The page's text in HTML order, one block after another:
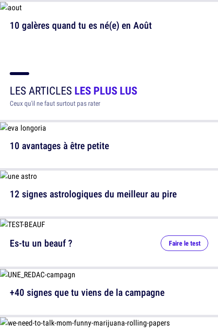
10 galères quand tu es né(e) en Août
LES ARTICLES LES PLUS LUS
Ceux qu'il ne faut surtout pas rater
10 avantages à être petite
12 signes astrologiques du meilleur au pire
Es-tu un beauf ? Faire le test
+40 signes que tu viens de la campagne